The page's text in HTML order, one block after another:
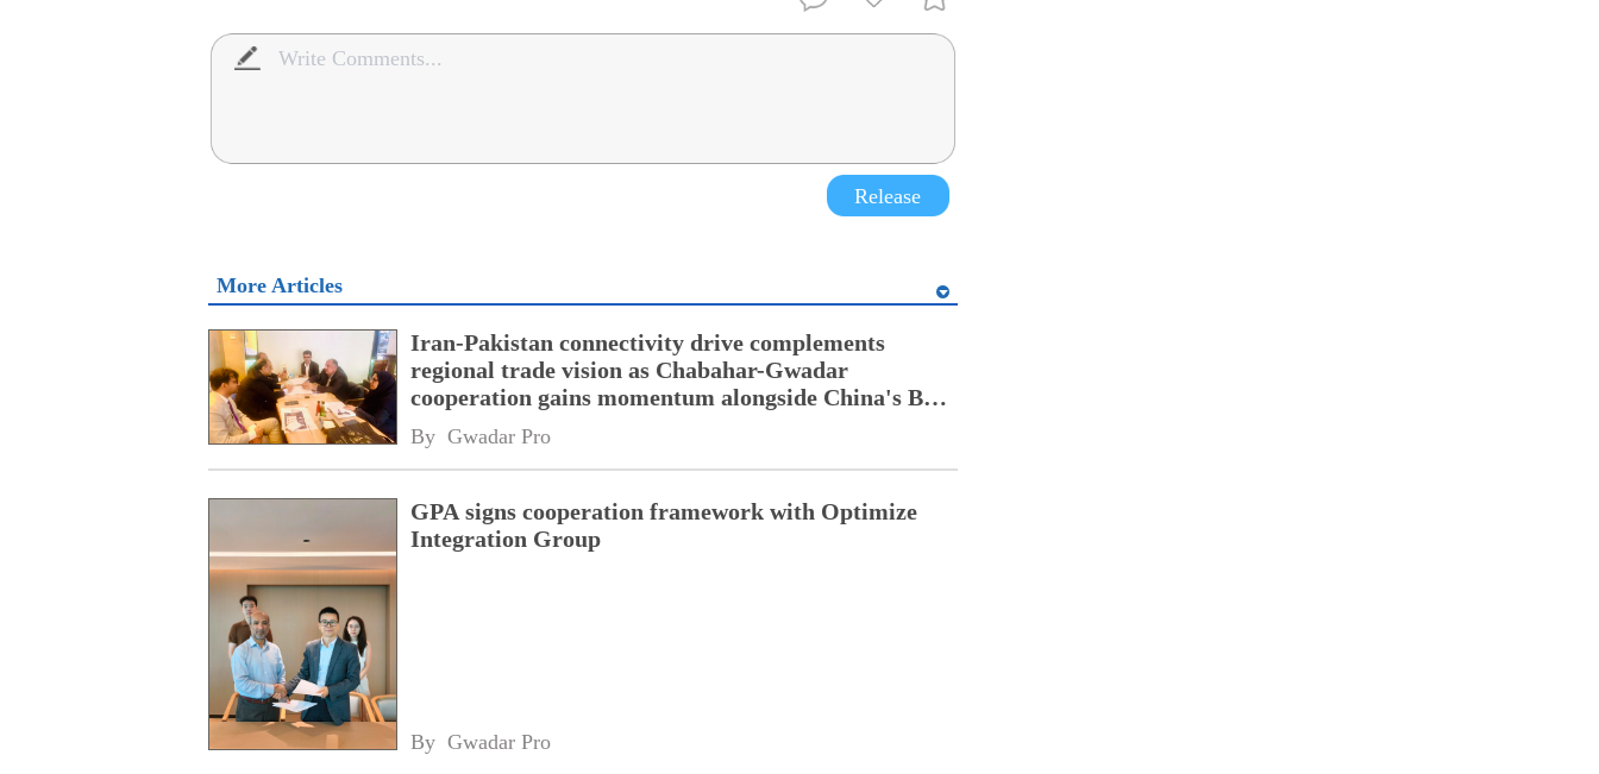
Release
More Articles
Iran-Pakistan connectivity drive complements
regional trade vision as Chabahar-Gwadar
cooperation gains momentum alongside China's BRI
network
By Gwadar Pro
GPA signs cooperation framework with Optimize
Integration Group
By Gwadar Pro